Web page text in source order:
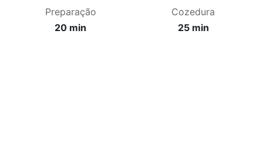
Preparação
20 min
Cozedura
25 min